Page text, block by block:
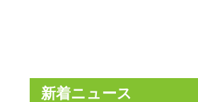
新着ニュース